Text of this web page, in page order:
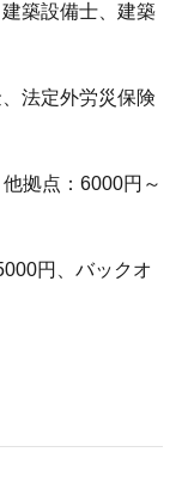
築設備士、建築
法定外労災保険
拠点：6000円～
円、バックオ